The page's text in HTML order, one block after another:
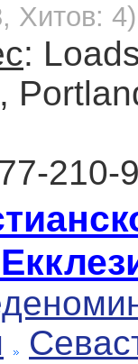
Хитов: 4)
:
210-